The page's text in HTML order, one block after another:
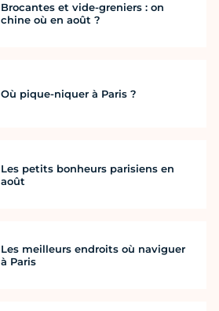
Brocantes et vide-greniers : on
chine où en août ?
Où pique-niquer à Paris ?
Les petits bonheurs parisiens en
août
Les meilleurs endroits où naviguer
à Paris